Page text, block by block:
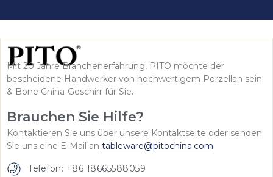
Mit 20 Jahre Branchenerfahrung, PITO möchte der
bescheidene Handwerker von hochwertigem Porzellan sein
& Bone China-Geschirr für Sie.
Brauchen Sie Hilfe?
Kontaktieren Sie uns über unsere Kontaktseite oder senden
Sie uns eine E-Mail an tableware@pitochina.com
Telefon: +86 18665588059